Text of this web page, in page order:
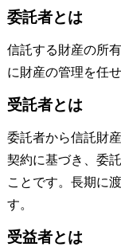
委託者とは
信託する財産の所
に財産の管理を任
受託者とは
委託者から信託財
契約に基づき、委
ことです。長期に
す。
受益者とは